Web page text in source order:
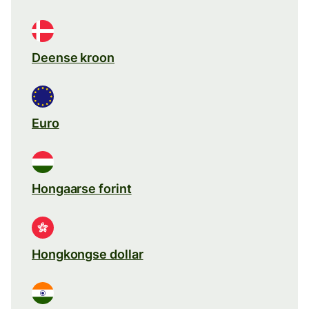
Deense kroon
Euro
Hongaarse forint
Hongkongse dollar